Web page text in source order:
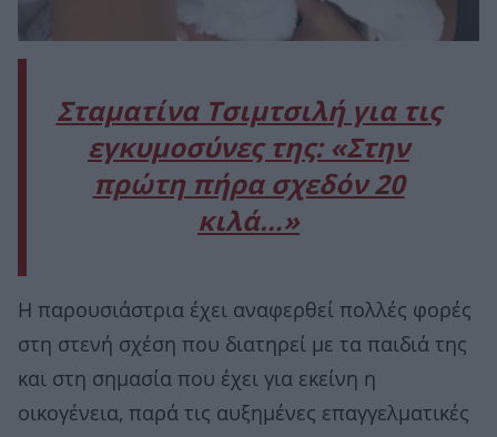
Σταματίνα Τσιμτσιλή για τις
εγκυμοσύνες της: «Στην
πρώτη πήρα σχεδόν 20
κιλά…»
Η παρουσιάστρια έχει αναφερθεί πολλές φορές
στη στενή σχέση που διατηρεί με τα παιδιά της
και στη σημασία που έχει για εκείνη η
οικογένεια, παρά τις αυξημένες επαγγελματικές